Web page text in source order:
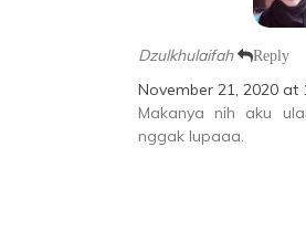
Dzulkhulaifah Reply
November 21, 2020 at
Makanya nih aku
nggak lupaaa.